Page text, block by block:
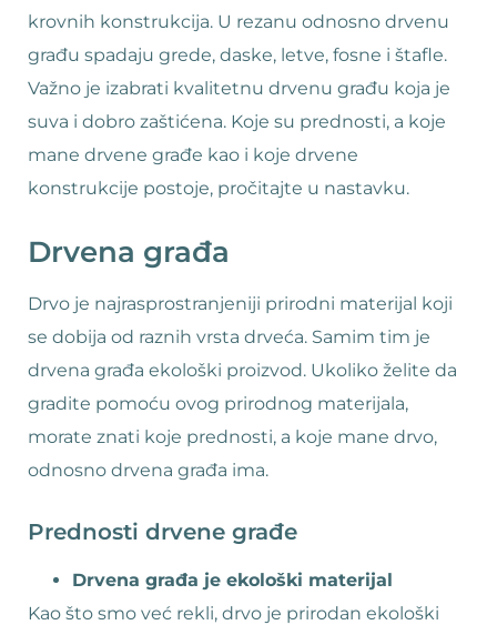
krovnih konstrukcija. U rezanu odnosno drvenu
građu spadaju grede, daske, letve, fosne i štafle.
Važno je izabrati kvalitetnu drvenu građu koja je
suva i dobro zaštićena. Koje su prednosti, a koje
mane drvene građe kao i koje drvene
konstrukcije postoje, pročitajte u nastavku.
Drvena građa
Drvo je najrasprostranjeniji prirodni materijal koji
se dobija od raznih vrsta drveća. Samim tim je
drvena građa ekološki proizvod. Ukoliko želite da
gradite pomoću ovog prirodnog materijala,
morate znati koje prednosti, a koje mane drvo,
odnosno drvena građa ima.
Prednosti drvene građe
Drvena građa je ekološki materijal
Kao što smo već rekli, drvo je prirodan ekološki